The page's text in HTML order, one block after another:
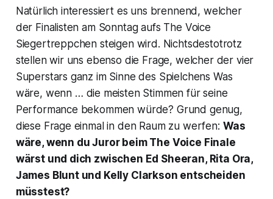
Natürlich interessiert es uns brennend, welcher
der Finalisten am Sonntag aufs The Voice
Siegertreppchen steigen wird. Nichtsdestotrotz
stellen wir uns ebenso die Frage, welcher der vier
Superstars ganz im Sinne des Spielchens Was
wäre, wenn … die meisten Stimmen für seine
Performance bekommen würde? Grund genug,
diese Frage einmal in den Raum zu werfen: Was
wäre, wenn du Juror beim The Voice Finale
wärst und dich zwischen Ed Sheeran, Rita Ora,
James Blunt und Kelly Clarkson entscheiden
müsstest?